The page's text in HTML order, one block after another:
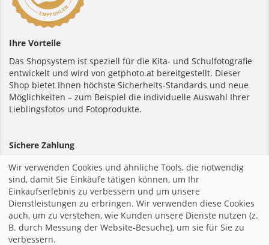
Ihre Vorteile
Das Shopsystem ist speziell für die Kita- und Schulfotografie
entwickelt und wird von getphoto.at bereitgestellt. Dieser
Shop bietet Ihnen höchste Sicherheits-Standards und neue
Möglichkeiten – zum Beispiel die individuelle Auswahl Ihrer
Lieblingsfotos und Fotoprodukte.
Sichere Zahlung
Startseite|Impressum|Allgemeine Geschäftsbedingungen
|Datenschutzerklärung| Shopsystem von GotPhoto |
Wir verwenden Cookies und ähnliche Tools, die notwendig
sind, damit Sie Einkäufe tätigen können, um Ihr
Einkaufserlebnis zu verbessern und um unsere
Dienstleistungen zu erbringen. Wir verwenden diese Cookies
auch, um zu verstehen, wie Kunden unsere Dienste nutzen (z.
B. durch Messung der Website-Besuche), um sie für Sie zu
verbessern.